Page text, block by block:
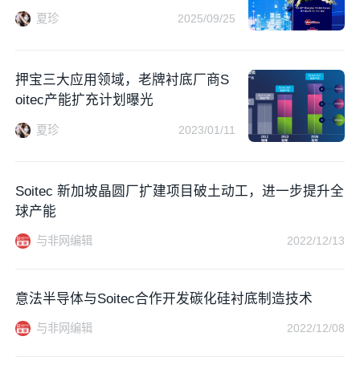
来
夏珍 2025/09/25
押宝三大应用领域，老牌衬底厂商S
oitec产能扩充计划曝光
夏珍 2023/01/11
Soitec 新加坡晶圆厂扩建项目破土动工，进一步提升全
球产能
与非网编辑 2022/12/13
意法半导体与Soitec合作开发碳化硅衬底制造技术
与非网编辑 2022/12/08